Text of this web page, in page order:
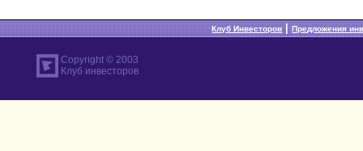
Клуб Инвесторов|Предложения
Copyright © 2003
Клуб инвесторов